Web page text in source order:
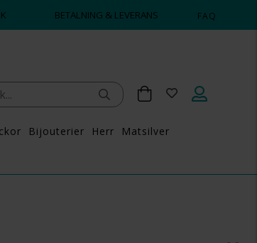
BETALNING & LEVERANS FAQ
Bijouterier Herr
Matsilver